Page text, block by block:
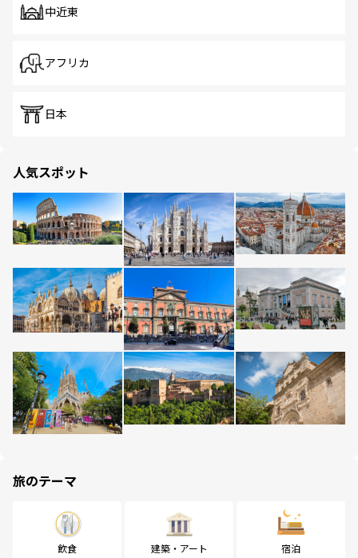
中近東
アフリカ
日本
人気スポット
旅のテーマ
飲食 建築・アート 宿泊